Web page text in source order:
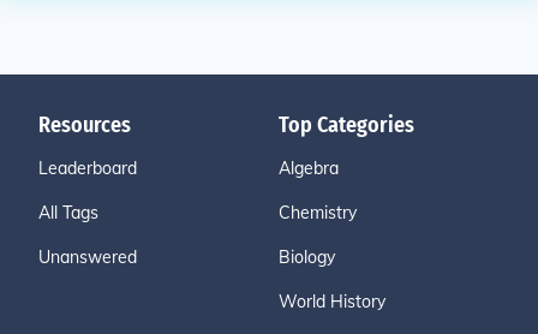
Resources
Leaderboard
All Tags
Unanswered
Top Categories
Algebra
Chemistry
Biology
World History